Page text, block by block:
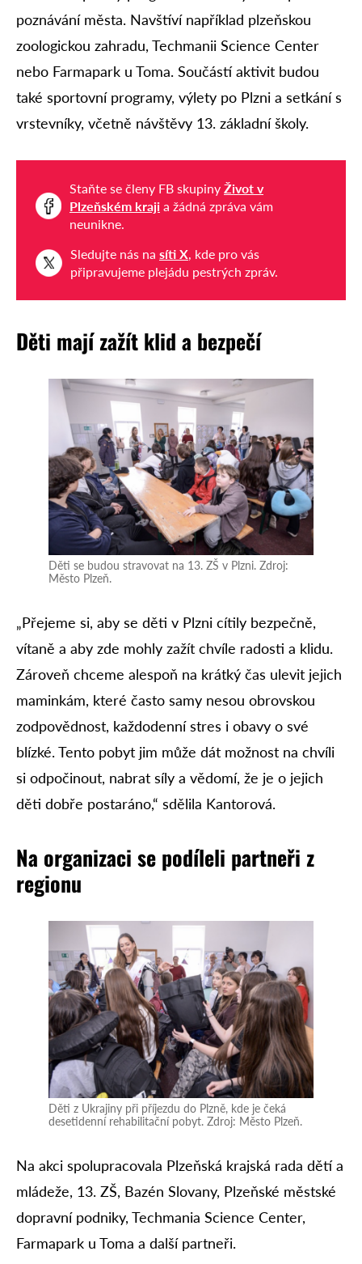
poznávání města. Navštíví například plzeňskou
zoologickou zahradu, Techmanii Science Center
nebo Farmapark u Toma. Součástí aktivit budou
také sportovní programy, výlety po Plzni a setkání s
vrstevníky, včetně návštěvy 13. základní školy.
Staňte se členy FB skupiny Život v
Plzeňském kraji a žádná zpráva vám
neunikne.
Sledujte nás na síti X , kde pro vás
připravujeme plejádu pestrých zpráv.
Děti mají zažít klid a bezpečí
Děti se budou stravovat na 13. ZŠ v Plzni. Zdroj:
Město Plzeň.
„Přejeme si, aby se děti v Plzni cítily bezpečně,
vítaně a aby zde mohly zažít chvíle radosti a klidu.
Zároveň chceme alespoň na krátký čas ulevit jejich
maminkám, které často samy nesou obrovskou
zodpovědnost, každodenní stres i obavy o své
blízké. Tento pobyt jim může dát možnost na chvíli
si odpočinout, nabrat síly a vědomí, že je o jejich
děti dobře postaráno,“ sdělila Kantorová.
Na organizaci se podíleli partneři z
regionu
Děti z Ukrajiny při příjezdu do Plzně, kde je čeká
desetidenní rehabilitační pobyt. Zdroj: Město Plzeň.
Na akci spolupracovala Plzeňská krajská rada dětí a
mládeže, 13. ZŠ, Bazén Slovany, Plzeňské městské
dopravní podniky, Techmania Science Center,
Farmapark u Toma a další partneři.